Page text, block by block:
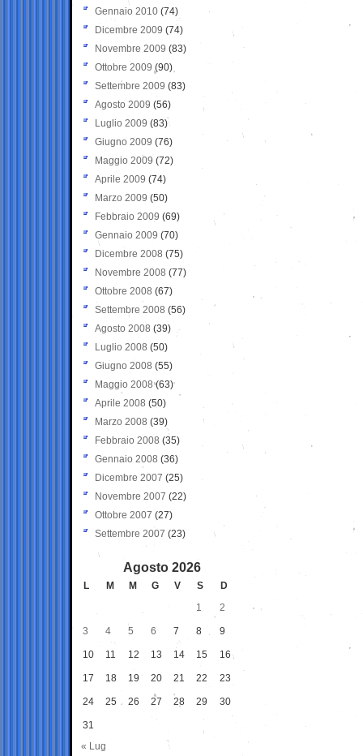
Gennaio 2010 (74)
Dicembre 2009 (74)
Novembre 2009 (83)
Ottobre 2009 (90)
Settembre 2009 (83)
Agosto 2009 (56)
Luglio 2009 (83)
Giugno 2009 (76)
Maggio 2009 (72)
Aprile 2009 (74)
Marzo 2009 (50)
Febbraio 2009 (69)
Gennaio 2009 (70)
Dicembre 2008 (75)
Novembre 2008 (77)
Ottobre 2008 (67)
Settembre 2008 (56)
Agosto 2008 (39)
Luglio 2008 (50)
Giugno 2008 (55)
Maggio 2008(63)
Aprile 2008 (50)
Marzo 2008 (39)
Febbraio 2008 (35)
Gennaio 2008 (36)
Dicembre 2007 (25)
Novembre 2007 (22)
Ottobre 2007 (27)
Settembre 2007 (23)
Agosto 2026
L M M G V S
D
1
2
3 4 5 6 7 8 9
10 11 12 13 14 15 16
17 18 19 20 21 22 23
24 25 26 27 28 29 30
31
« Lug